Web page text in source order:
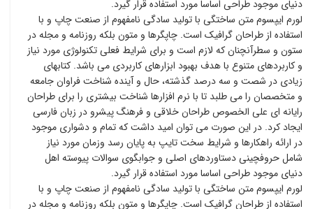
دنیای موجود طراحی اساسا مورد استفاده قرار گیرد.
لورم ایپسوم متن ساختگی با تولید سادگی نامفهوم از صنعت چاپ و با
استفاده از طراحان گرافیک است. چاپگرها و متون بلکه روزنامه و مجله در
ستون و سطرآنچنان که لازم است و برای شرایط فعلی تکنولوژی مورد نیاز
و کاربردهای متنوع با هدف بهبود ابزارهای کاربردی می باشد. کتابهای
زیادی در شصت و سه درصد گذشته، حال و آینده شناخت فراوان جامعه
و متخصصان را می طلبد تا با نرم افزارها شناخت بیشتری را برای طراحان
رایانه ای علی الخصوص طراحان خلاقی و فرهنگ پیشرو در زبان فارسی
ایجاد کرد. در این صورت می توان امید داشت که تمام و دشواری موجود
در ارائه راهکارها و شرایط سخت تایپ به پایان رسد وزمان مورد نیاز
شامل حروفچینی دستاوردهای اصلی و جوابگوی سوالات پیوسته اهل
دنیای موجود طراحی اساسا مورد استفاده قرار گیرد.
لورم ایپسوم متن ساختگی با تولید سادگی نامفهوم از صنعت چاپ و با
استفاده از طراحان گرافیک است. چاپگرها و متون بلکه روزنامه و مجله در